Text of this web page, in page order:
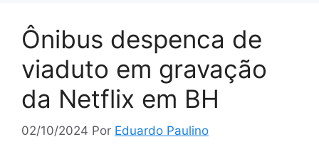
Ônibus despenca de
viaduto em gravação
da Netflix em BH
02/10/2024 Por Eduardo Paulino